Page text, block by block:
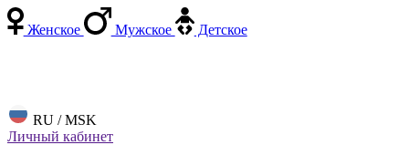
Женское Мужское Детское
RU / MSK
Личный кабинет